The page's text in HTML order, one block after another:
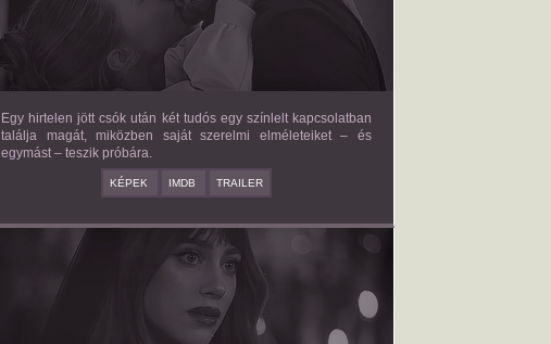
2026/09/23
OLIVE SMITH
Egy hirtelen jött csók után két tudós egy színlelt kapcsolatban
találja magát, miközben saját szerelmi elméleteiket – és
egymást – teszik próbára.
KÉPEK IMDB TRAILER
FORBIDDEN FRUITS
2026/03/27
APPLE